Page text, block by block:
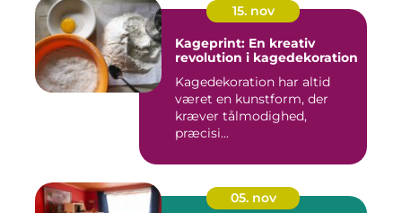
15. nov
Kageprint: En kreativ
revolution i kagedekoration
Kagedekoration har altid
været en kunstform, der
kræver tålmodighed,
præcisi...
05. nov